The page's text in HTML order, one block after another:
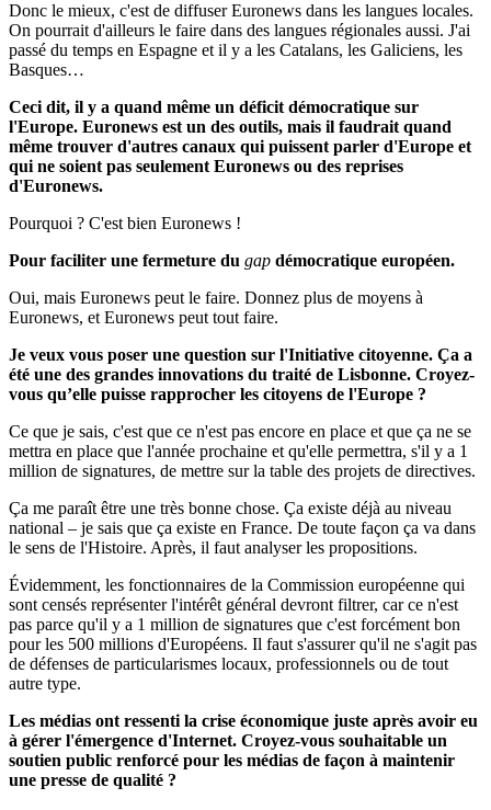
Donc le mieux, c'est de diffuser Euronews dans les langues locales.
On pourrait d'ailleurs le faire dans des langues régionales aussi. J'ai
passé du temps en Espagne et il y a les Catalans, les Galiciens, les
Basques…
Ceci dit, il y a quand même un déficit démocratique sur
l'Europe. Euronews est un des outils, mais il faudrait quand
même trouver d'autres canaux qui puissent parler d'Europe et
qui ne soient pas seulement Euronews ou des reprises
d'Euronews.
Pourquoi ? C'est bien Euronews !
Pour faciliter une fermeture du gap démocratique européen.
Oui, mais Euronews peut le faire. Donnez plus de moyens à
Euronews, et Euronews peut tout faire.
Je veux vous poser une question sur l'Initiative citoyenne. Ça a
été une des grandes innovations du traité de Lisbonne. Croyez-
vous qu’elle puisse rapprocher les citoyens de l'Europe ?
Ce que je sais, c'est que ce n'est pas encore en place et que ça ne se
mettra en place que l'année prochaine et qu'elle permettra, s'il y a 1
million de signatures, de mettre sur la table des projets de directives.
Ça me paraît être une très bonne chose. Ça existe déjà au niveau
national – je sais que ça existe en France. De toute façon ça va dans
le sens de l'Histoire. Après, il faut analyser les propositions.
Évidemment, les fonctionnaires de la Commission européenne qui
sont censés représenter l'intérêt général devront filtrer, car ce n'est
pas parce qu'il y a 1 million de signatures que c'est forcément bon
pour les 500 millions d'Européens. Il faut s'assurer qu'il ne s'agit pas
de défenses de particularismes locaux, professionnels ou de tout
autre type.
Les médias ont ressenti la crise économique juste après avoir eu
à gérer l'émergence d'Internet. Croyez-vous souhaitable un
soutien public renforcé pour les médias de façon à maintenir
une presse de qualité ?